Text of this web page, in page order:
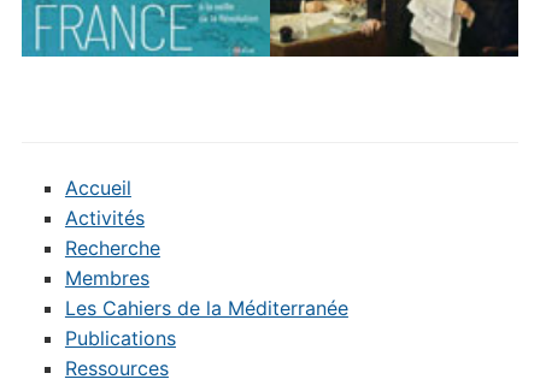
Accueil
Activités
Recherche
Membres
Les Cahiers de la Méditerranée
Publications
Ressources